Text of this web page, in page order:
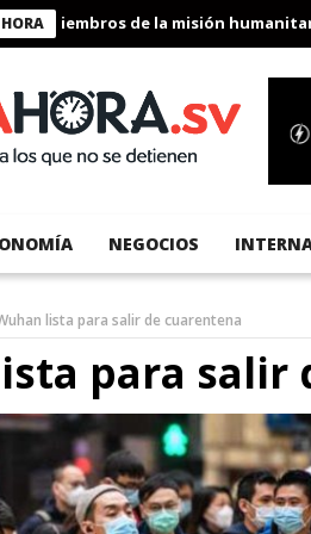
miembros de la misión humanitaria
NEGOCIOS
lista para salir de cuarentena
para salir